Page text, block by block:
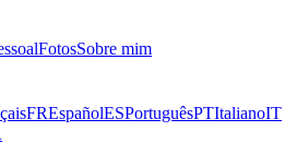
FotosSobre mim
FREspañolESPortuguêsPTItalianoIT